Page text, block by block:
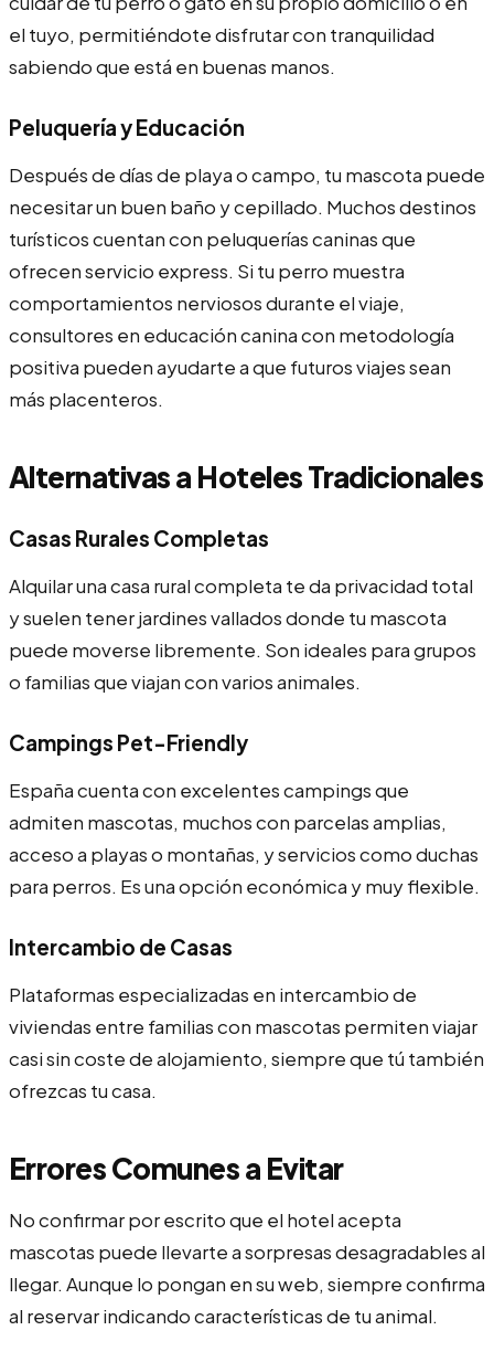
el tuyo, permitiéndote disfrutar con tranquilidad
sabiendo que está en buenas manos.
Peluquería y Educación
Después de días de playa o campo, tu mascota puede
necesitar un buen baño y cepillado. Muchos destinos
turísticos cuentan con peluquerías caninas que
ofrecen servicio express. Si tu perro muestra
comportamientos nerviosos durante el viaje,
consultores en educación canina con metodología
positiva pueden ayudarte a que futuros viajes sean
más placenteros.
Alternativas a Hoteles Tradicionales
Casas Rurales Completas
Alquilar una casa rural completa te da privacidad total
y suelen tener jardines vallados donde tu mascota
puede moverse libremente. Son ideales para grupos
o familias que viajan con varios animales.
Campings Pet-Friendly
España cuenta con excelentes campings que
admiten mascotas, muchos con parcelas amplias,
acceso a playas o montañas, y servicios como duchas
para perros. Es una opción económica y muy flexible.
Intercambio de Casas
Plataformas especializadas en intercambio de
viviendas entre familias con mascotas permiten viajar
casi sin coste de alojamiento, siempre que tú también
ofrezcas tu casa.
Errores Comunes a Evitar
No confirmar por escrito que el hotel acepta
mascotas puede llevarte a sorpresas desagradables al
llegar. Aunque lo pongan en su web, siempre confirma
al reservar indicando características de tu animal.